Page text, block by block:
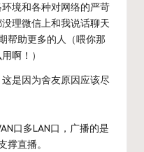
境和各种对网络的严苛
理微信上和我说话聊天
帮助更多的人（喂你那
啊！）
是因为舍友原因应该尽
口多LAN口，广播的是
撑直播。